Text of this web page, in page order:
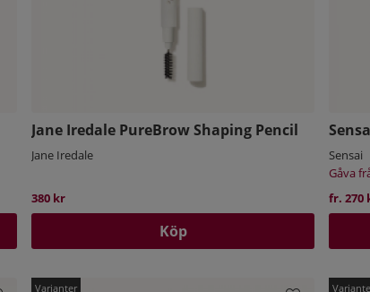
Jane Iredale PureBrow Shaping Pencil
Jane Iredale
380 kr
Köp
Sensai
Gåva
fr. 270